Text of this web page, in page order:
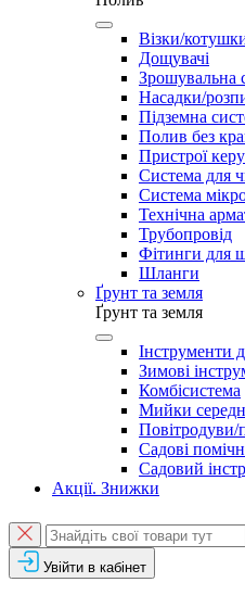
Візки/
Дощувачі
Зрошувальна
Насадки/
Підземна
Полив без
Пристрої
Система для
Система
Технічна
Трубопровід
Фітинги для
Шланги
Ґрунт та земля
Ґрунт та земля
Інструменти
Зимові
Комбісистема
Мийки
Повітродуви/
Садові
Садовий
Акції. Знижки
Увійти в кабінет